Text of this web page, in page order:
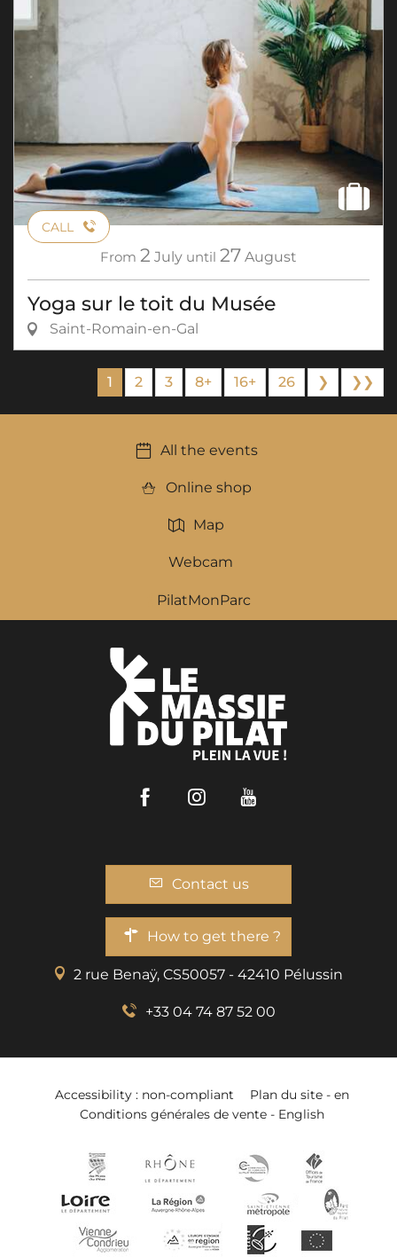
CALL
From 2 July until 27 August
Yoga sur le toit du Musée
Saint-Romain-en-Gal
1 2 3 8+ 16+ 26 ❯ ❯❯
All the events
Online shop
Map
Webcam
PilatMonParc
FacebookInstagram
Contact us
How to get there ?
2 rue Benaÿ, CS50057 - 42410 Pélussin
+33 04 74 87 52 00
Accessibility : non-compliant
Plan du site - en
Conditions générales de vente - English